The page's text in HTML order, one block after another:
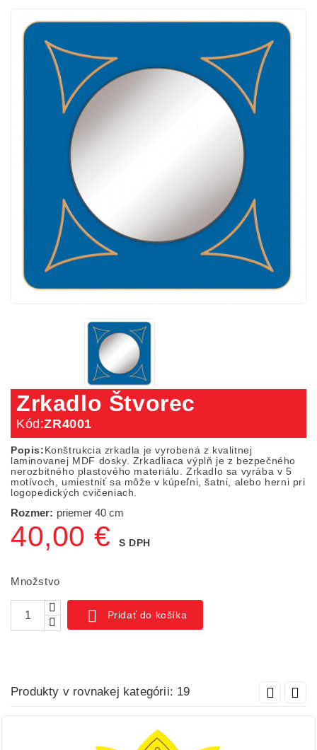
Zrkadlo Štvorec
Kód:ZR4001
Popis:Konštrukcia zrkadla je vyrobená z kvalitnej
laminovanej MDF dosky. Zrkadliaca výplň je z bezpečného
nerozbitného plastového materiálu. Zrkadlo sa vyrába v 5
motívoch, umiestniť sa môže v kúpeľni, šatni, alebo herni pri
logopedických cvičeniach.
Rozmer: priemer 40 cm
40,00 € S DPH
Množstvo
 Pridať do košíka
Produkty v rovnakej kategórii: 19